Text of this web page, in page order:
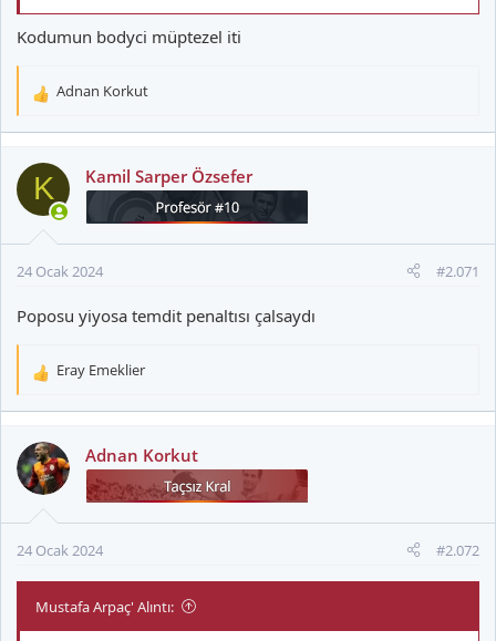
Kodumun bodyci müptezel iti
T
k
l
:
Adnan Korkut
K Kamil Sarper Özsefer
24 Ocak 2024 #2.071
Poposu yiyosa temdit penaltısı çalsaydı
T
k
i
l
:
Eray Emeklier
Adnan Korkut
24 Ocak 2024 #2.072
Mustafa Arpaç' Alıntı: